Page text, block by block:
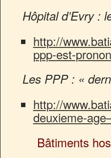
Hôpital d’Evry :
http://
ppp-est-
Les PPP : «
http://
deuxieme-
Bâtiments